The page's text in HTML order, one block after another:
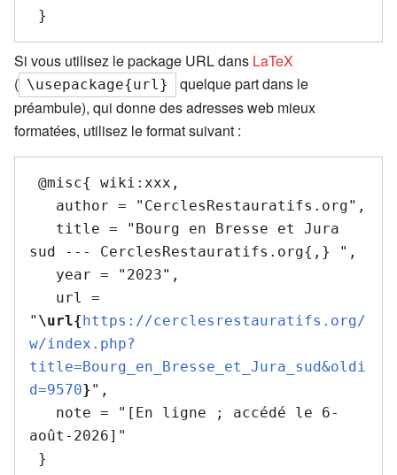
Si vous utilisez le package URL dans LaTeX
( \usepackage{url}
quelque part dans le
préambule), qui donne des adresses web mieux
formatées, utilisez le format suivant :
sud --- CerclesRestauratifs.org{,} ",
" \url{ https://cerclesrestauratifs.org/
w/index.php?
title=Bourg_en_Bresse_et_Jura_sud&oldi
d=9570}",
août-2026]"